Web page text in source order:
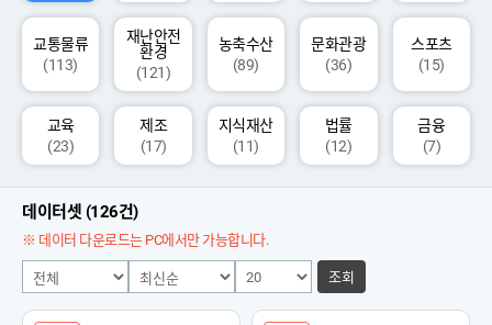
고객지원
교통물류
(113)
재난안전
환경
(121)
농축수산
(89)
문화관광
(36)
스포츠
(15)
교육
(23)
제조
(17)
지식재산
(11)
법률
(12)
금융
(7)
데이터셋 (126건)
※ 데이터 다운로드는 PC에서만 가능합니다.
조회